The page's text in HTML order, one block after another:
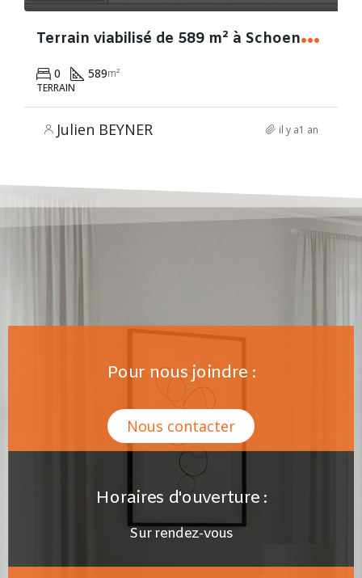
T
errain viabilisé de 589 m² à Schoenenbourg
0 589m²
TERRAIN
Julien BEYNER il y a1 an
Pour nous joindre :
Nous contacter
Horaires d'ouverture :
Sur rendez-vous